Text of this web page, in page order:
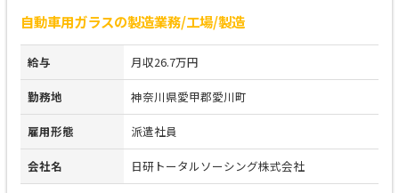
自動車用ガラスの製造業務/工場/製造
給与 月収26.7万円
勤務地 神奈川県愛甲郡愛川町
雇用形態 派遣社員
会社名 日研トータルソーシング株式会社